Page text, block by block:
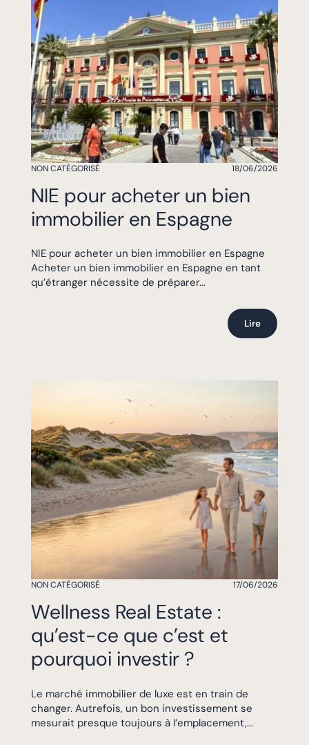
NON CATÉGORISÉ 18/06/2026
NIE pour acheter un bien
immobilier en Espagne
NIE pour acheter un bien immobilier en Espagne
Acheter un bien immobilier en Espagne en tant
qu’étranger nécessite de préparer...
Lire
NON CATÉGORISÉ 17/06/2026
Wellness Real Estate :
qu’est-ce que c’est et
pourquoi investir ?
Le marché immobilier de luxe est en train de
changer. Autrefois, un bon investissement se
mesurait presque toujours à l’emplacement,...